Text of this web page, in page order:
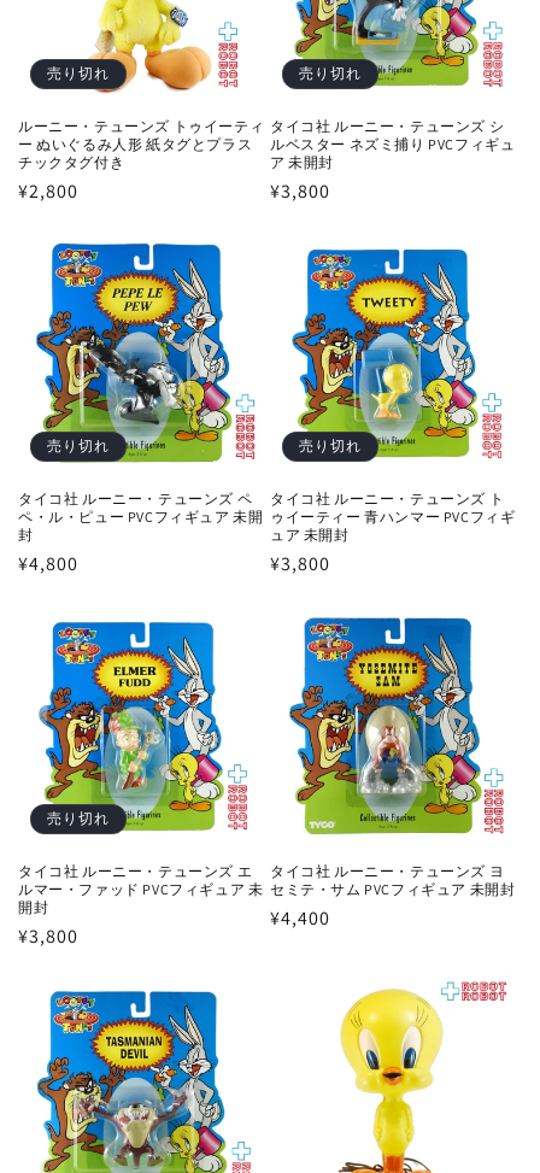
売り切れ
ルーニー・テューンズ トゥイーティ
ー ぬいぐるみ人形 紙タグとプラス
チックタグ付き
通
¥2,800
売り切れ
タイコ社 ルーニー・テューンズ シ
ルベスター ネズミ捕り PVCフィギュ
ア 未開封
通
¥3,800
売り切れ
タイコ社 ルーニー・テューンズ ペ
ペ・ル・ピュー PVCフィギュア 未開
封
通
¥4,800
売り切れ
タイコ社 ルーニー・テューンズ ト
ゥイーティー 青ハンマー PVCフィギ
ュア 未開封
通
¥3,800
売り切れ
タイコ社 ルーニー・テューンズ エ
ルマー・ファッド PVCフィギュア 未
開封
通
¥3,800
タイコ社 ルーニー・テューンズ ヨ
セミテ・サム PVCフィギュア 未開封
通
¥4,400